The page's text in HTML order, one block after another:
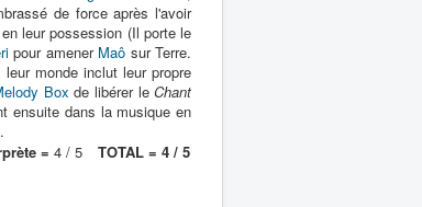
de force après l'avoir
en leur possession (Il porte le
pour amener Maô sur Terre.
monde inclut leur propre
Box de libérer leChant
ensuite dans la musique en
= 4 / 5
TOTAL = 4 / 5